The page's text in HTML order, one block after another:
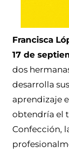
Francisca
17 de
dos
desarrolla
aprendizaje
obtendría el
Confección,